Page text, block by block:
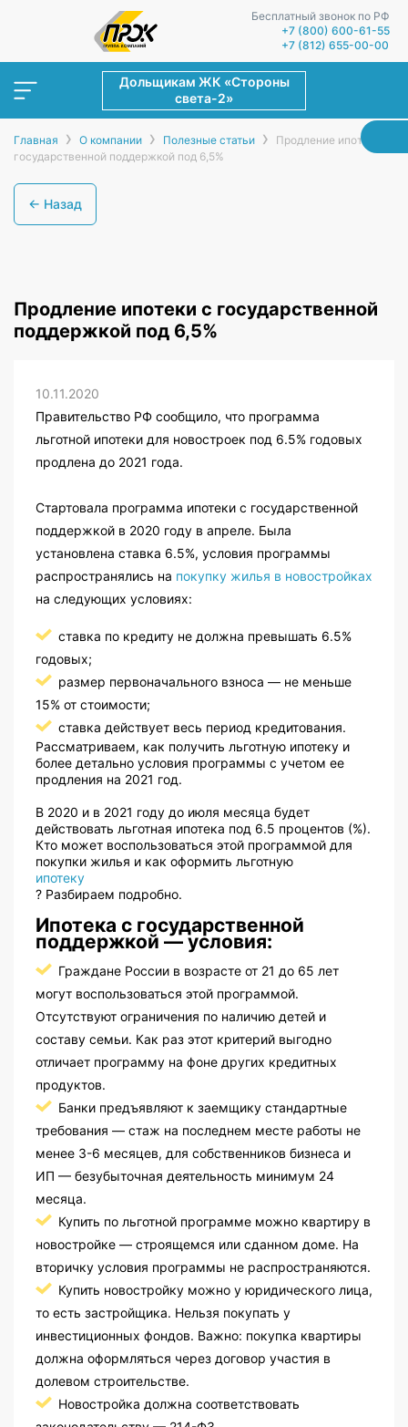
Бесплатный звонок по РФ
+7 (800) 600-61-55
+7 (812) 655-00-00
Дольщикам ЖК «Стороны
света-2»
Главная › О компании › Полезные статьи ›
Продление ипотеки с
государственной поддержкой под 6,5%
← Назад
Продление ипотеки с государственной
поддержкой под 6,5%
10.11.2020
Правительство РФ сообщило, что программа
льготной ипотеки для новостроек под 6.5% годовых
продлена до 2021 года.
Стартовала программа ипотеки с государственной
поддержкой в 2020 году в апреле. Была
установлена ставка 6.5%, условия программы
распространялись на покупку жилья в новостройках
на следующих условиях:
ставка по кредиту не должна превышать 6.5%
годовых;
размер первоначального взноса — не меньше
15% от стоимости;
ставка действует весь период кредитования.
Рассматриваем, как получить льготную ипотеку и
более детально условия программы с учетом ее
продления на 2021 год.
В 2020 и в 2021 году до июля месяца будет
действовать льготная ипотека под 6.5 процентов (%).
Кто может воспользоваться этой программой для
покупки жилья и как оформить льготную
ипотеку
? Разбираем подробно.
Ипотека с государственной
поддержкой — условия:
Граждане России в возрасте от 21 до 65 лет
могут воспользоваться этой программой.
Отсутствуют ограничения по наличию детей и
составу семьи. Как раз этот критерий выгодно
отличает программу на фоне других кредитных
продуктов.
Банки предъявляют к заемщику стандартные
требования — стаж на последнем месте работы не
менее 3-6 месяцев, для собственников бизнеса и
ИП — безубыточная деятельность минимум 24
месяца.
Купить по льготной программе можно квартиру в
новостройке — строящемся или сданном доме. На
вторичку условия программы не распространяются.
Купить новостройку можно у юридического лица,
то есть застройщика. Нельзя покупать у
инвестиционных фондов. Важно: покупка квартиры
должна оформляться через договор участия в
долевом строительстве.
Новостройка должна соответствовать